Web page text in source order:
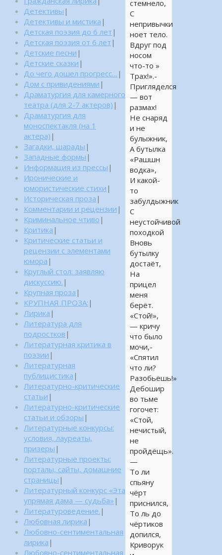
стемнело,
С
непривычки
ноет тело.
Вдруг под
носом
что-то »
Трах!».-
Пригляделся
— вот
размах!
Не снаряд
и не
булыжник,
А бутылка
«Рашшн
водка»,
И какой-
то
забулдыжник
С
неустойчивой
походкой
Вновь
бутылку
достаёт,
На
прицел
меня
берёт.
«Стой!»,
— кричу
что было
мочи,-
«Спятил
что ли?
Разобьёшь!»
Дебошир
во тьме
гогочет:
«Стой,
нечистый,
не
пройдёщь».
—
То ли
спьяну
чёрт
приснился,
То ль до
чёртиков
допился,
Криворук
Детективы |
Детективы и мистика |
Детская поэзия до 6 лет |
Детская поэзия от 6 лет |
Детские песни |
Детские сказки |
До чего дошел прогресс… |
Дом с привидениями |
Драматургия для камерного
театра (для 2-7 актеров) |
Драматургия для
моноспектакля (на 1
актера) |
Загадки, шарады |
Западные формы |
Информация из прессы |
Иронические и
юмористические стихи |
Историческая проза |
Комментарии и рецензии |
Криминальное чтиво |
Критика |
Критические статьи и
рецензии с элементами
юмора |
Круглый стол: заявляю
дискуссию. |
Крупная проза |
КРУПНАЯ ПРОЗА: |
Лирика |
Литература для
подростков |
Литературная критика в
поэзии |
Литературная
публицистика |
Литературно-критические
статьи |
Литературно-критические
статьи и обзоры |
Литературные конкурсы:
условия, лауреаты,
призеры |
Литературные проекты:
порталы, сайты, домашние
страницы |
Литературный конкурс «Эта
упрямая дама — судьба» |
Литературоведение. |
Любовная лирика |
Любовно-сентиментальная
лирика |
Любовно-сентиментальная